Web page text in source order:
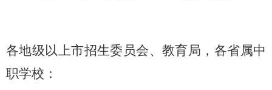
各地级以上市招生委员会、教育局，各省属中
职学校：